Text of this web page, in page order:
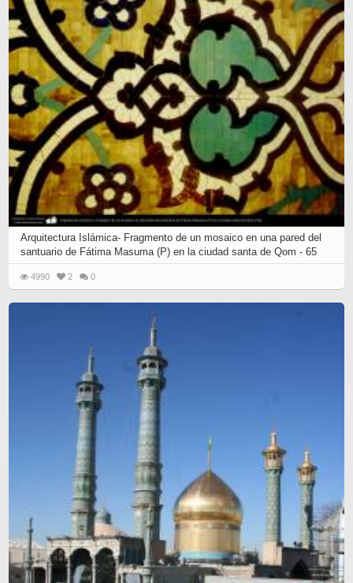
Arquitectura Islámica- Fragmento de un mosaico en una pared del
santuario de Fátima Masuma (P) en la ciudad santa de Qom - 65
4990 2 0